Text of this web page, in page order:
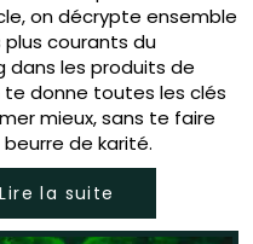
on décrypte ensemble
plus courants du
dans les produits de
te donne toutes les clés
mieux, sans te faire
de karité.
Lire la suite